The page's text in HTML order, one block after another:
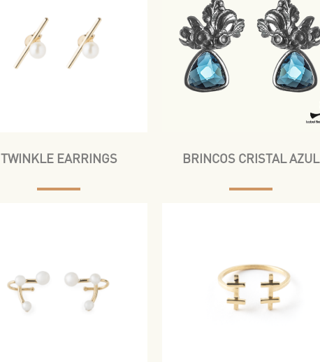
TWINKLE EARRINGS BRINCOS CRISTAL AZUL